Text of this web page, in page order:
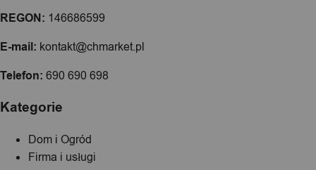
REGON: 146686599
E-mail: kontakt@chmarket.pl
Telefon: 690 690 698
Kategorie
Dom i Ogród
Firma i usługi